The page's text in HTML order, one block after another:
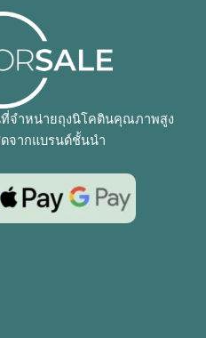
ที่จำหน่ายถุงนิโคตินคุณภาพสูง
จากแบรนด์ชั้นนำ